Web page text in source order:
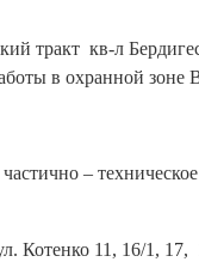
тракт кв-л
в охранной зоне
–
Котенко 11, 16/1,